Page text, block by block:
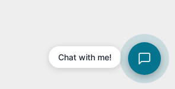
Chat with me!